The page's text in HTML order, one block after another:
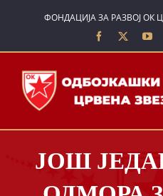
ФОНДАЦИЈА ЗА РАЗВОЈ ОК
О НАМА
ЈОШ